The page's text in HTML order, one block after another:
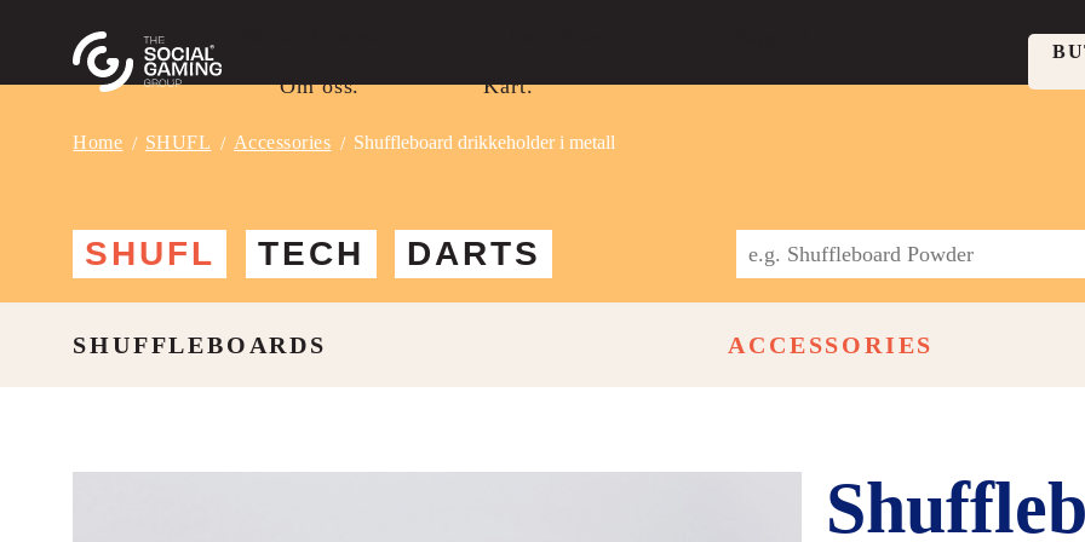
Om oss. Kart.
Home SHUFL Accessories Shuffleboard drikkeholder i metall
SHUFL TECH DARTS
SHUFFLEBOARDS ACCESSORIES